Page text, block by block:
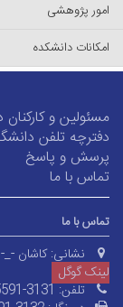
امور پژوهشی
امکانات دانشکده
مسئولین و کارکنان
دفترچه تلفن
پرسش و پاسخ
تماس با ما
تماس با ما
نشانی: کاشان -
لینک گوگل
تلفن:3131